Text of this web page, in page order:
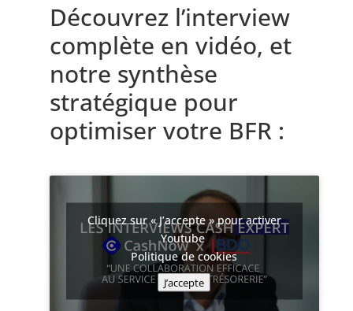
Découvrez l’interview
complète en vidéo, et
notre synthèse
stratégique pour
optimiser votre BFR :
Cliquez sur « J’accepte » pour activer
Youtube
Politique de cookies
J’accepte